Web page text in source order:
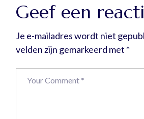
Geef een
Je e-mailadres wordt niet
velden zijn gemarkeerd met *